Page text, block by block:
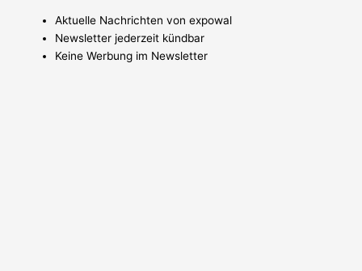
Aktuelle Nachrichten von expowal
Newsletter jederzeit kündbar
Keine Werbung im Newsletter